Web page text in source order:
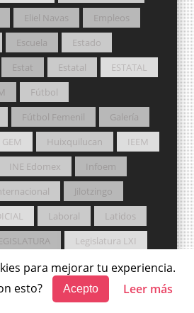
para mejorar tu experiencia.
esto?
Acepto Leer más
Eliel Navas
Empleos
Escuela
Estado
Estat Estatal
ESTATAL
Fútbol
Fútbol Femenil
Galería
GEM Huixquilucan
IEEM
INE Edomex
Infoem
Jilotzingo
Laboral
Latidos
Legislatura LXI
Legislatura LXVI
Lerma
de expresión